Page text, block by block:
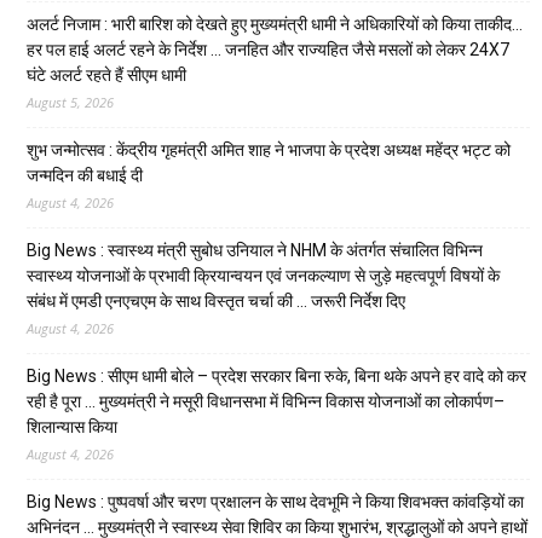
अलर्ट निजाम : भारी बारिश को देखते हुए मुख्यमंत्री धामी ने अधिकारियों को किया ताकीद…
हर पल हाई अलर्ट रहने के निर्देश … जनहित और राज्यहित जैसे मसलों को लेकर 24X7
घंटे अलर्ट रहते हैं सीएम धामी
August 5, 2026
शुभ जन्मोत्सव : केंद्रीय गृहमंत्री अमित शाह ने भाजपा के प्रदेश अध्यक्ष महेंद्र भट्ट को
जन्मदिन की बधाई दी
August 4, 2026
Big News : स्वास्थ्य मंत्री सुबोध उनियाल ने NHM के अंतर्गत संचालित विभिन्न
स्वास्थ्य योजनाओं के प्रभावी क्रियान्वयन एवं जनकल्याण से जुड़े महत्वपूर्ण विषयों के
संबंध में एमडी एनएचएम के साथ विस्तृत चर्चा की … जरूरी निर्देश दिए
August 4, 2026
Big News : सीएम धामी बोले – प्रदेश सरकार बिना रुके, बिना थके अपने हर वादे को कर
रही है पूरा … मुख्यमंत्री ने मसूरी विधानसभा में विभिन्न विकास योजनाओं का लोकार्पण–
शिलान्यास किया
August 4, 2026
Big News : पुष्पवर्षा और चरण प्रक्षालन के साथ देवभूमि ने किया शिवभक्त कांवड़ियों का
अभिनंदन … मुख्यमंत्री ने स्वास्थ्य सेवा शिविर का किया शुभारंभ, श्रद्धालुओं को अपने हाथों